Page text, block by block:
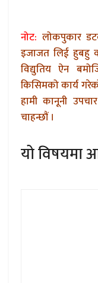
नोट: लोकपुकार
इजाजत लिई हुबहु
विद्युतिय ऐन
किसिमको कार्य
हामी कानूनी
चाहन्छौं ।
यो विषयमा